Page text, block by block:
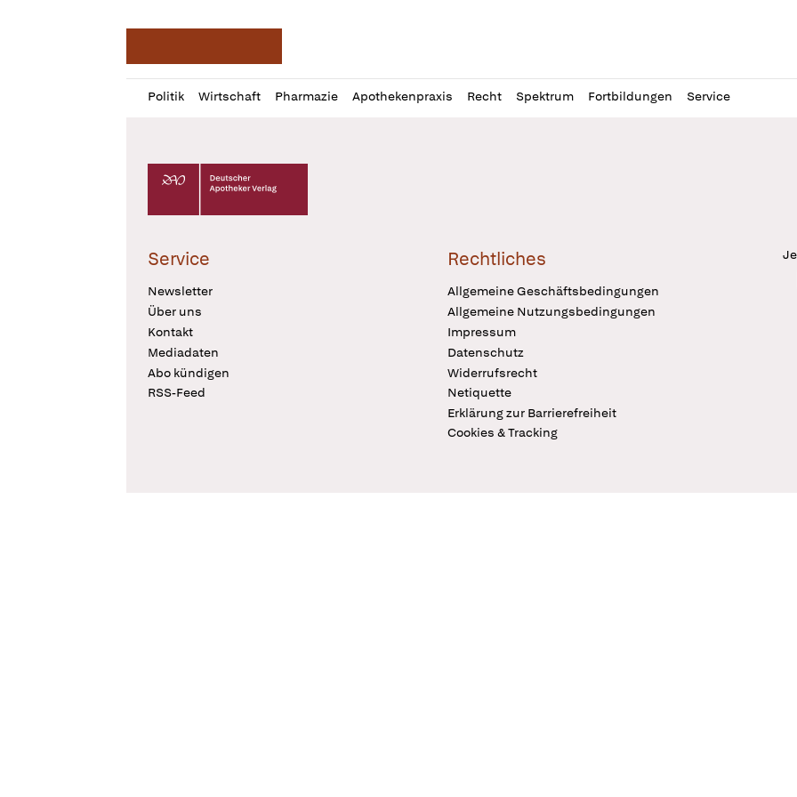
Politik Wirtschaft Pharmazie Apothekenpraxis Recht Spektrum Fortbildungen Service
Profil
öffnen
Daz
Pur
Deutscher Apotheker Verlag Logo
Service
Newsletter
Über uns
Kontakt
Mediadaten
Abo kündigen
RSS-Feed
Rechtliches
Allgemeine Geschäftsbedingungen
Allgemeine Nutzungsbedingungen
Impressum
Datenschutz
Widerrufsrecht
Netiquette
Erklärung zur Barrierefreiheit
Cookies & Tracking